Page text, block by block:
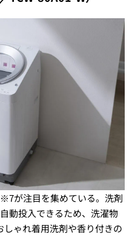
が注目を集めている。洗剤
動投入できるため、洗濯物
ゃれ着用洗剤や香り付きの